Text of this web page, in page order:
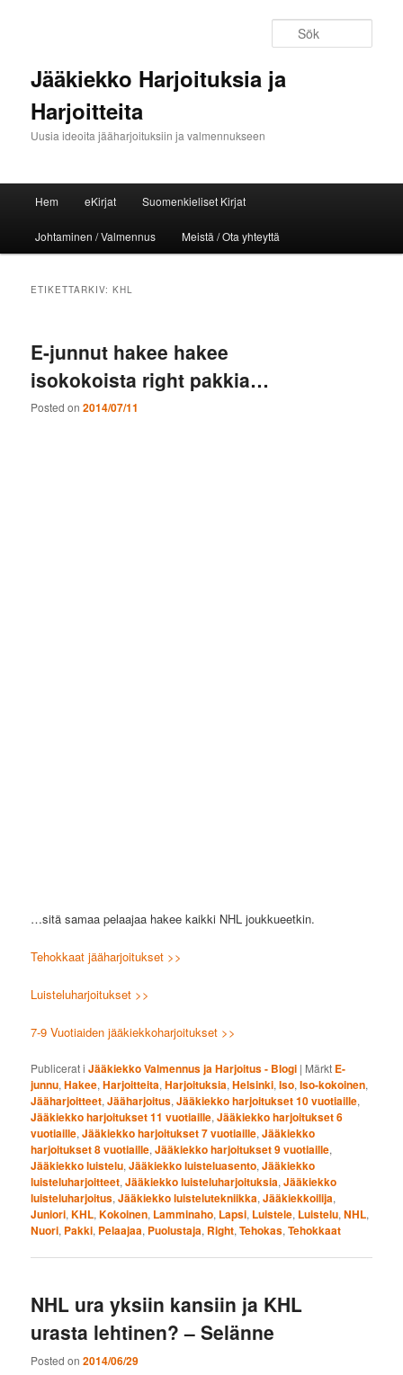
Jääkiekko Harjoituksia ja
Harjoitteita
Uusia ideoita jääharjoituksiin ja valmennukseen
Hoppa till huvudinnehåll
Hoppa till sekundärt innehåll
Hem eKirjat Suomenkieliset Kirjat
Johtaminen / Valmennus Meistä / Ota yhteyttä
ETIKETTARKIV:KHL
E-junnut hakee hakee
isokokoista right pakkia…
Posted on2014/07/11
…sitä samaa pelaajaa hakee kaikki NHL joukkueetkin.
Tehokkaat jääharjoitukset >>
Luisteluharjoitukset >>
7-9 Vuotiaiden jääkiekkoharjoitukset >>
Publicerat i Jääkiekko Valmennus ja Harjoitus - Blogi | Märkt E-
junnu,Hakee,Harjoitteita,Harjoituksia,Helsinki,Iso,Iso-kokoinen,
Jääharjoitteet,Jääharjoitus,Jääkiekko harjoitukset 10 vuotiaille,
Jääkiekko harjoitukset 11 vuotiaille,Jääkiekko harjoitukset 6
vuotiaille,Jääkiekko harjoitukset 7 vuotiaille,Jääkiekko
harjoitukset 8 vuotiaille,Jääkiekko harjoitukset 9 vuotiaille,
Jääkiekko luistelu,Jääkiekko luisteluasento,Jääkiekko
luisteluharjoitteet,Jääkiekko luisteluharjoituksia,Jääkiekko
luisteluharjoitus,Jääkiekko luistelutekniikka,Jääkiekkoilija,
Juniori,KHL,Kokoinen, Lamminaho, Lapsi, Luistele, Luistelu,NHL,
Nuori, Pakki, Pelaajaa, Puolustaja, Right,Tehokas,Tehokkaat
NHL ura yksiin kansiin ja KHL
urasta lehtinen? – Selänne
Posted on2014/06/29